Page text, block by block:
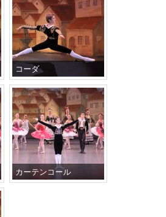
コーダ
カーテンコール